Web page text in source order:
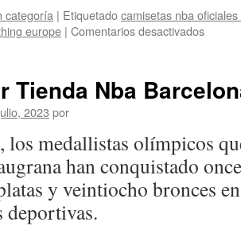
categoría | Etiquetadocamisetas nba
europe | Comentarios desactivadosen
Tienda Nba
2023 por
medallistas olímpicos
han conquistado
y veintiocho bronces